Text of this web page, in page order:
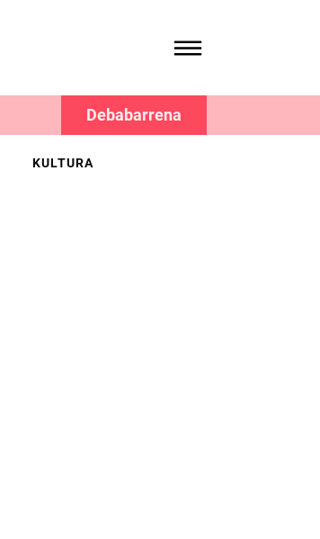
Debabarrena
KULTURA